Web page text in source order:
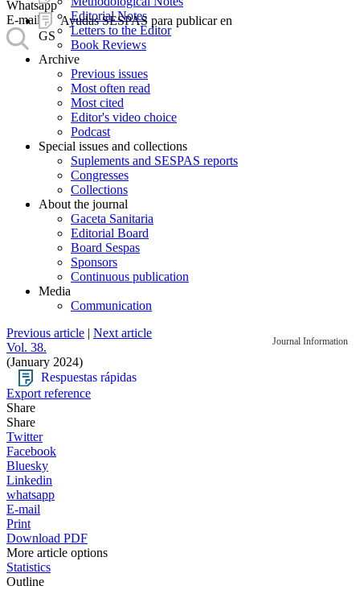
Ayudas SESPAS para publicar en
GS
Whatsapp
E-mail
Editorial Notes
Letters to the Editor
Book Reviews
Archive
Previous issues
Most often read
Most cited
Editor's video choice
Podcast
Special issues and collections
Suplements and SESPAS reports
Congresses
Collections
About the journal
Gaceta Sanitaria
Editorial Board
Board Sespas
Sponsors
Continuous publication
Media
Communication
Journal Information
Previous article | Next article
Vol. 38.
(January 2024)
Respuestas rápidas
Export reference
Share
Share
Twitter
Facebook
Bluesky
Linkedin
whatsapp
E-mail
Print
Download PDF
More article options
Statistics
Outline